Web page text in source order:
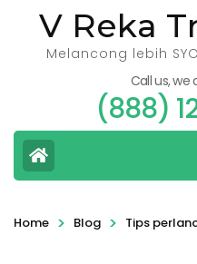
V Reka
Melancong lebih
Call us,
(888)
Home > Blog > Tips